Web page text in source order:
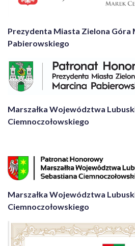
Prezydenta Miasta Zielona Góra
Pabierowskiego
Marszałka Województwa
Ciemnoczołowskiego
Marszałka Województwa
Ciemnoczołowskiego